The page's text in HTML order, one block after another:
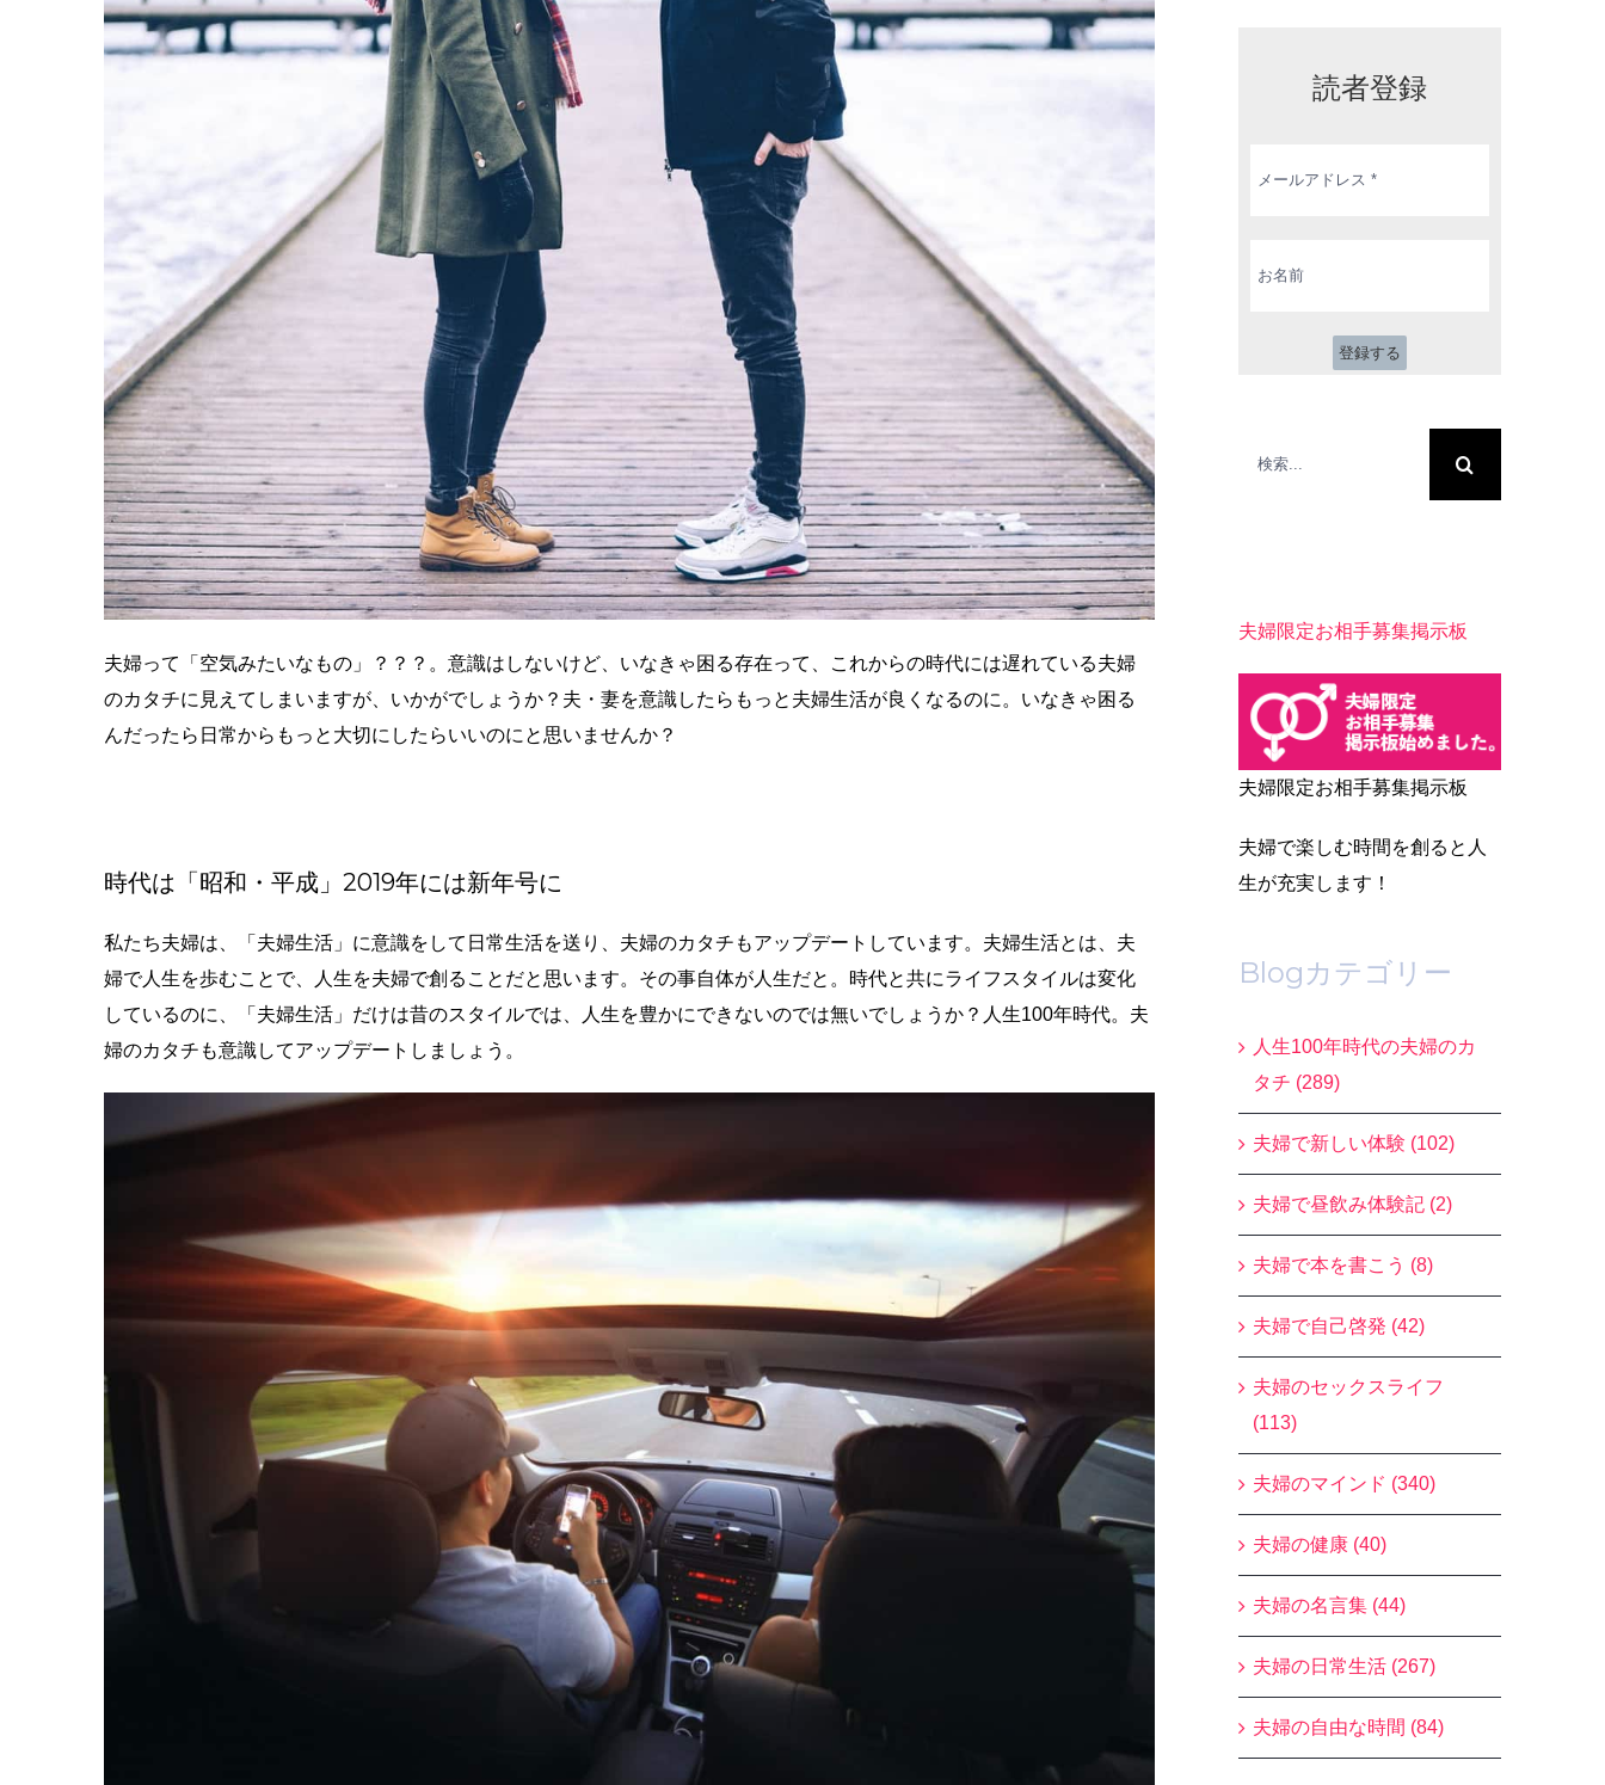
夫婦って「空気みたいなもの」？？？。意識はしないけど、いなきゃ困る存在って、これからの時代には遅れている夫婦
のカタチに見えてしまいますが、いかがでしょうか？夫・妻を意識したらもっと夫婦生活が良くなるのに。いなきゃ困る
んだったら日常からもっと大切にしたらいいのにと思いませんか？
時代は「昭和・平成」2019年には新年号に
私たち夫婦は、「夫婦生活」に意識をして日常生活を送り、夫婦のカタチもアップデートしています。夫婦生活とは、夫
婦で人生を歩むことで、人生を夫婦で創ることだと思います。その事自体が人生だと。時代と共にライフスタイルは変化
しているのに、「夫婦生活」だけは昔のスタイルでは、人生を豊かにできないのでは無いでしょうか？人生100年時代。夫
婦のカタチも意識してアップデートしましょう。
読者登録
ー
夫婦限定お相手募集掲示板
夫婦限定お相手募集掲示板
夫婦で楽しむ時間を創ると人
生が充実します！
Blogカテゴリー
人生100年時代の夫婦のカ
タチ (289)
夫婦で新しい体験 (102)
夫婦で昼飲み体験記 (2)
夫婦で本を書こう (8)
夫婦で自己啓発 (42)
夫婦のセックスライフ
(113)
夫婦のマインド (340)
夫婦の健康 (40)
夫婦の名言集 (44)
夫婦の日常生活 (267)
夫婦の自由な時間 (84)